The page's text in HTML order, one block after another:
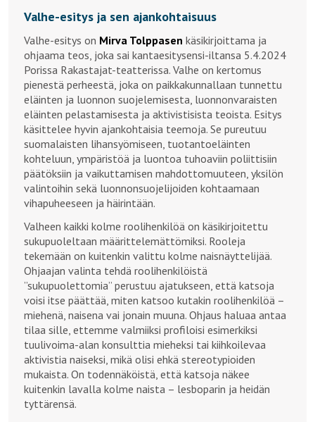
Valhe-esitys ja sen ajankohtaisuus
Valhe-esitys on Mirva Tolppasen käsikirjoittama ja
ohjaama teos, joka sai kantaesitysensi-iltansa 5.4.2024
Porissa Rakastajat-teatterissa. Valhe on kertomus
pienestä perheestä, joka on paikkakunnallaan tunnettu
eläinten ja luonnon suojelemisesta, luonnonvaraisten
eläinten pelastamisesta ja aktivistisista teoista. Esitys
käsittelee hyvin ajankohtaisia teemoja. Se pureutuu
suomalaisten lihansyömiseen, tuotantoeläinten
kohteluun, ympäristöä ja luontoa tuhoaviin poliittisiin
päätöksiin ja vaikuttamisen mahdottomuuteen, yksilön
valintoihin sekä luonnonsuojelijoiden kohtaamaan
vihapuheeseen ja häirintään.
Valheen kaikki kolme roolihenkilöä on käsikirjoitettu
sukupuoleltaan määrittelemättömiksi. Rooleja
tekemään on kuitenkin valittu kolme naisnäyttelijää.
Ohjaajan valinta tehdä roolihenkilöistä
”sukupuolettomia” perustuu ajatukseen, että katsoja
voisi itse päättää, miten katsoo kutakin roolihenkilöä –
miehenä, naisena vai jonain muuna. Ohjaus haluaa antaa
tilaa sille, ettemme valmiiksi profiloisi esimerkiksi
tuulivoima-alan konsulttia mieheksi tai kiihkoilevaa
aktivistia naiseksi, mikä olisi ehkä stereotypioiden
mukaista. On todennäköistä, että katsoja näkee
kuitenkin lavalla kolme naista – lesboparin ja heidän
tyttärensä.